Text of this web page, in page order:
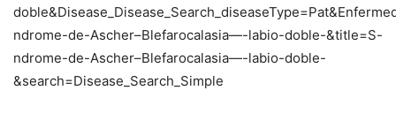
ndrome-de-Ascher–Blefarocalasia—-labio-doble-&title=S-
ndrome-de-Ascher–Blefarocalasia—-labio-doble-
&search=Disease_Search_Simple